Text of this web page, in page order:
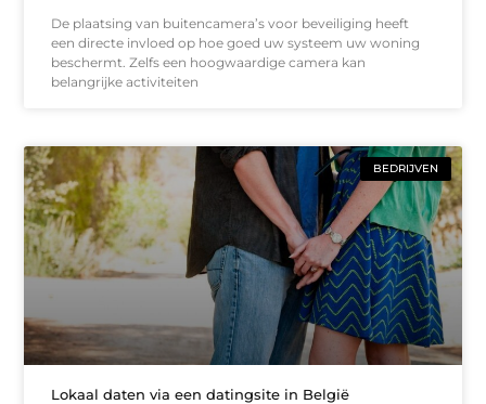
De plaatsing van buitencamera’s voor beveiliging heeft
een directe invloed op hoe goed uw systeem uw woning
beschermt. Zelfs een hoogwaardige camera kan
belangrijke activiteiten
BEDRIJVEN
Lokaal daten via een datingsite in België